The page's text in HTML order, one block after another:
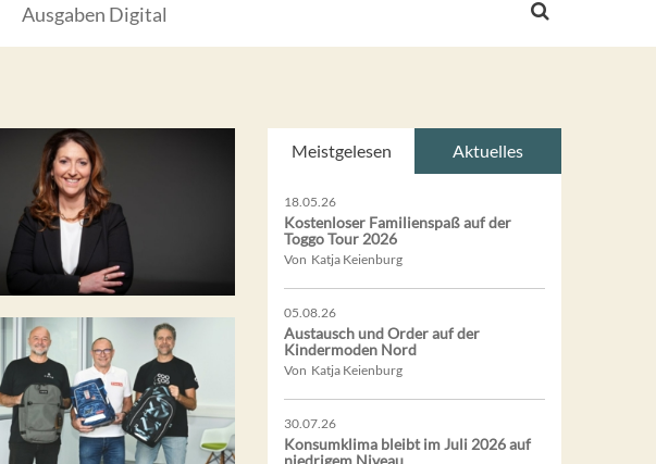
Ausgaben Digital
Meistgelesen Aktuelles
18.05.26
Kostenloser Familienspaß auf der
Toggo Tour 2026
Von Katja Keienburg
05.08.26
Austausch und Order auf der
Kindermoden Nord
Von Katja Keienburg
30.07.26
Konsumklima bleibt im Juli 2026 auf
niedrigem Niveau